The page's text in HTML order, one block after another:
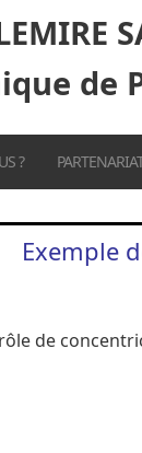
de
?
Exemple
de